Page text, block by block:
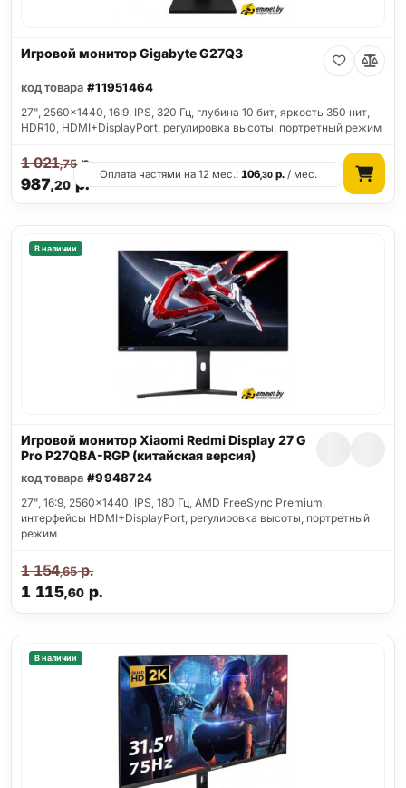
Игровой монитор Gigabyte G27Q3
код товара #11951464
27", 2560x1440, 16:9, IPS, 320 Гц, глубина 10 бит, яркость 350 нит,
HDR10, HDMI+DisplayPort, регулировка высоты, портретный режим
987,20р.
1 021,75р.
Оплата частями на 12 мес.:106,30 р. / мес.
В наличии
Игровой монитор Xiaomi Redmi Display 27 G
Pro P27QBA-RGP (китайская версия)
код товара #9948724
27", 16:9, 2560x1440, IPS, 180 Гц, AMD FreeSync Premium,
интерфейсы HDMI+DisplayPort, регулировка высоты, портретный
режим
1 115,60 р.
1 154,65р.
В наличии